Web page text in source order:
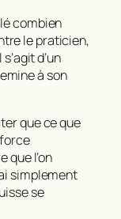
combien
le praticien,
d’un
à son
que ce que
que l’on
simplement
se